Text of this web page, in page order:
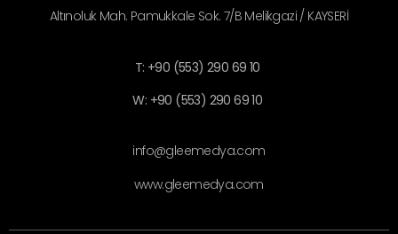
Altınoluk Mah. Pamukkale Sok. 7/B Melikgazi / KAYSERİ
T: +90 (553) 290 69 10
W: +90 (553) 290 69 10
info@gleemedya.com
www.gleemedya.com